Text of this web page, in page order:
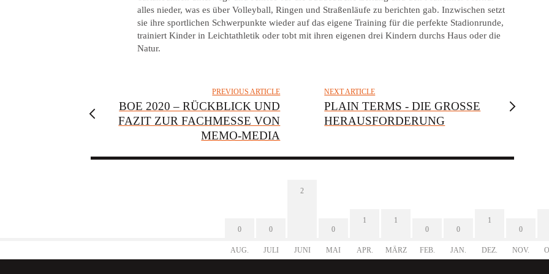
alles nieder, was es über Volleyball, Ringen und Straßenläufe zu berichten gab. Inzwischen setzt
sie ihre sportlichen Schwerpunkte wieder auf das eigene Training für die perfekte Stadionrunde,
trainiert Kinder in Leichtathletik oder tobt mit ihren eigenen drei Kindern durchs Haus oder die
Natur.
PREVIOUS ARTICLE
BOE 2020 – RÜCKBLICK UND
FAZIT ZUR FACHMESSE VON
MEMO-MEDIA
NEXT ARTICLE
PLAIN TERMS - DIE GROSSE H
ERAUSFORDERUNG
0
AUG.
0
JULI
2
JUNI
0
MAI
1
APR.
1
MÄRZ
0
FEB.
0
JAN.
1
DEZ.
0
NOV.